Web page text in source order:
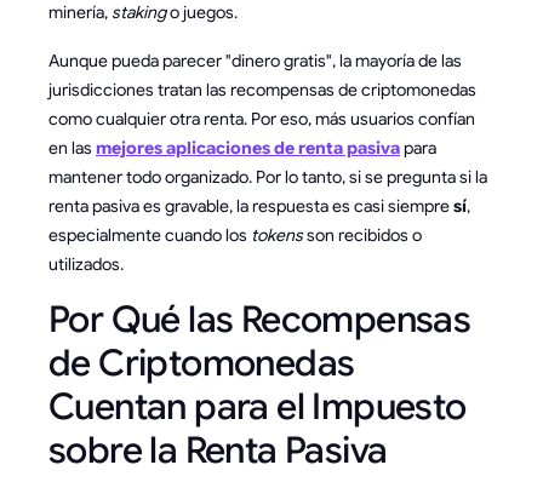
minería,stakingo juegos.
Aunque pueda parecer "dinero gratis", la mayoría de las
jurisdicciones tratan las recompensas de criptomonedas
como cualquier otra renta. Por eso, más usuarios confían
en las mejores aplicaciones de renta pasivapara
mantener todo organizado. Por lo tanto, si se pregunta si la
renta pasiva es gravable, la respuesta es casi siempresí,
especialmente cuando los tokensson recibidos o
utilizados.
Por Qué las Recompensas
de Criptomonedas
Cuentan para el Impuesto
sobre la Renta Pasiva